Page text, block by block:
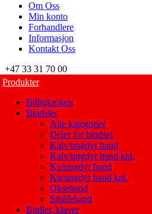
Om Oss
Min konto
Forhandlere
Informasjon
Kontakt Oss
+47 33 31 70 00
Produkter
Billigkroken
Bindsler
Alle kategorier
Deler for bindsel
Kalv/ungdyr band
Kalv/ungdyr band kpl.
Ku/ungdyr band
Ku/ungdyr band kpl.
Okseband
Småfeband
Bjøller, klaver